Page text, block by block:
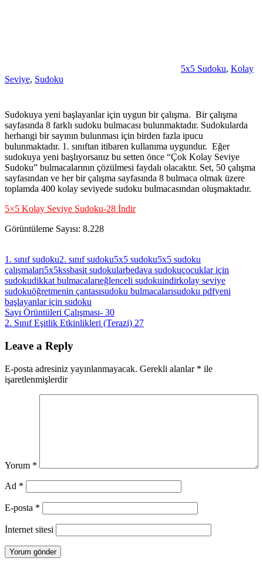
5x5 Sudoku, Kolay
Seviye, Sudoku
Sudokuya yeni başlayanlar için uygun bir çalışma. Bir çalışma
sayfasında 8 farklı sudoku bulmacası bulunmaktadır. Sudokularda
herhangi bir sayının bulunması için birden fazla ipucu
bulunmaktadır. 1. sınıftan itibaren kullanıma uygundur. Eğer
sudokuya yeni başlıyorsanız bu setten önce “Çok Kolay Seviye
Sudoku” bulmacalarının çözülmesi faydalı olacaktır. Set, 50 çalışma
sayfasından ve her bir çalışma sayfasında 8 bulmaca olmak üzere
toplamda 400 kolay seviyede sudoku bulmacasından oluşmaktadır.
5×5 Kolay Seviye Sudoku-28 İndir
Görüntüleme Sayısı: 8.228
1. sınıf sudoku2. sınıf sudoku5x5 sudoku5x5 sudoku
çalışmaları5x5kssbasit sudokularbedava sudokuçocuklar için
sudokudikkat bulmacalarıeğlenceli sudokuindirkolay seviye
sudokuöğretmenin çantasısudoku bulmacalarısudoku pdfyeni
başlayanlar için sudoku
Yazı
gezinmesi
Previous
Post:
Sayı Örüntüleri Çalışması- 30
Next
2. Sınıf Eşitlik Etkinlikleri (Terazi) 27
Leave a Reply
E-posta adresiniz yayınlanmayacak. Gerekli alanlar * ile
işaretlenmişlerdir
Yorum *
Ad *
E-posta *
İnternet sitesi